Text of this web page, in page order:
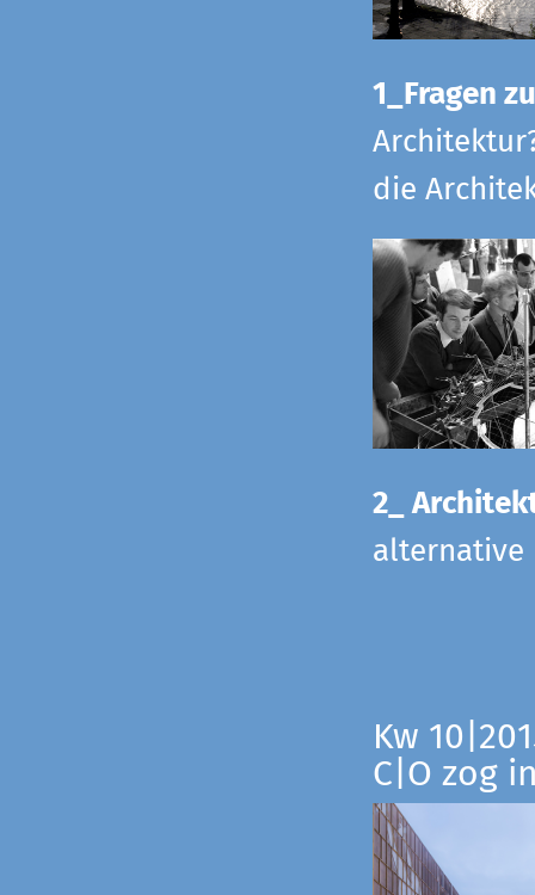
1_Fragen
die
2_
alternative
Kw
C|O zog